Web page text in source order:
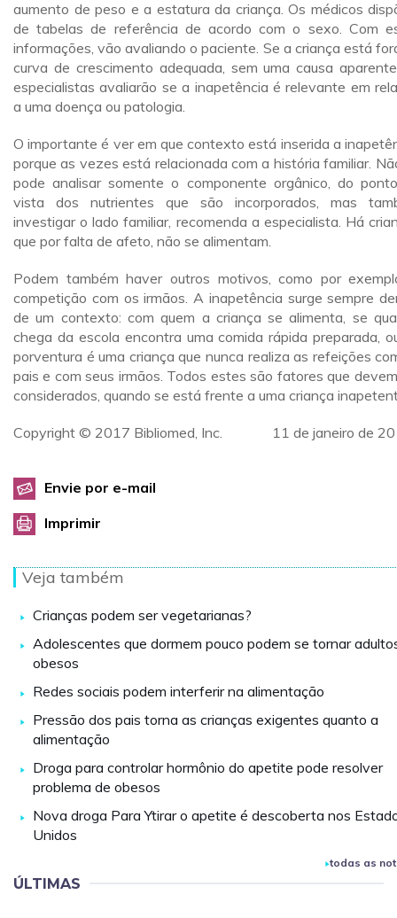
aumento de peso e a estatura da criança. Os médicos
de tabelas de referência de acordo com o sexo. Com
informações, vão avaliando o paciente. Se a criança está
curva de crescimento adequada, sem uma causa
especialistas avaliarão se a inapetência é relevante em
a uma doença ou patologia.
O importante é ver em que contexto está inserida a
porque as vezes está relacionada com a história familiar.
pode analisar somente o componente orgânico, do
vista dos nutrientes que são incorporados, mas
investigar o lado familiar, recomenda a especialista. Há
que por falta de afeto, não se alimentam.
Podem também haver outros motivos, como por
competição com os irmãos. A inapetência surge sempre
de um contexto: com quem a criança se alimenta, se
chega da escola encontra uma comida rápida preparada,
porventura é uma criança que nunca realiza as refeições
pais e com seus irmãos. Todos estes são fatores que
considerados, quando se está frente a uma criança
Copyright © 2017 Bibliomed, Inc. 11 de janeiro de
Envie por e-mail
Imprimir
Veja também
Crianças podem ser vegetarianas?
Adolescentes que dormem pouco podem se tornar
obesos
Redes sociais podem interferir na alimentação
Pressão dos pais torna as crianças exigentes quanto a
alimentação
Droga para controlar hormônio do apetite pode resolver
problema de obesos
Nova droga Para Ytirar o apetite é descoberta nos
Unidos
todas as
ÚLTIMAS